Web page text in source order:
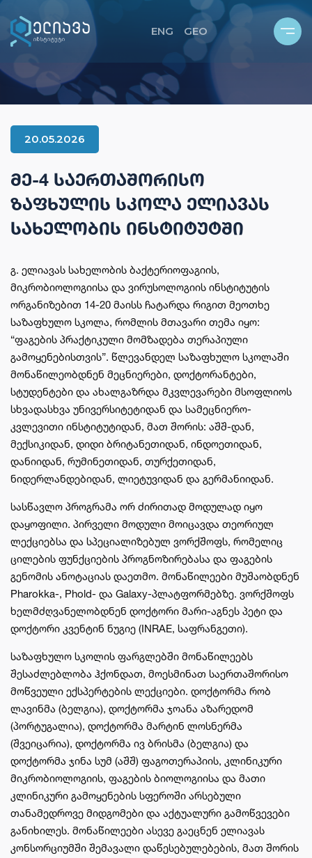
ᲩᲕᲔᲜ ᲨᲔᲡᲐᲮᲔᲑ
ᲚᲐᲑᲝᲠᲐᲢᲝᲠᲘᲔᲑᲘ
ᲨᲢᲐᲛᲔᲑᲘᲡ ᲓᲐ ᲤᲐᲒᲔᲑᲘᲡ ᲙᲝᲚᲔᲥᲪᲘᲐ
ᲒᲔᲒᲛᲐ
ᲑᲘᲑᲚᲘᲝᲗᲔᲙᲐ
ENG GEO
20.05.2026
ᲛᲔ-4 ᲡᲐᲔᲠᲗᲐᲨᲝᲠᲘᲡᲝ
ᲖᲐᲤᲮᲣᲚᲘᲡ ᲡᲙᲝᲚᲐ ᲔᲚᲘᲐᲕᲐᲡ
ᲡᲐᲮᲔᲚᲝᲑᲘᲡ ᲘᲜᲡᲢᲘᲢᲣᲢᲨᲘ
გ. ელიავას სახელობის ბაქტერიოფაგიის,
მიკრობიოლოგიისა და ვირუსოლოგიის ინსტიტუტის
ორგანიზებით 14-20 მაისს ჩატარდა რიგით მეოთხე
საზაფხულო სკოლა, რომლის მთავარი თემა იყო:
“ფაგების პრაქტიკული მომზადება თერაპიული
გამოყენებისთვის”. წლევანდელ საზაფხულო სკოლაში
მონაწილეობდნენ მეცნიერები, დოქტორანტები,
სტუდენტები და ახალგაზრდა მკვლევარები მსოფლიოს
სხვადასხვა უნივერსიტეტიდან და სამეცნიერო-
კვლევითი ინსტიტუტიდან, მათ შორის: აშშ-დან,
მექსიკიდან, დიდი ბრიტანეთიდან, ინდოეთიდან,
დანიიდან, რუმინეთიდან, თურქეთიდან,
ნიდერლანდებიდან, ლიეტუვიდან და გერმანიიდან.
სასწავლო პროგრამა ორ ძირითად მოდულად იყო
დაყოფილი. პირველი მოდული მოიცავდა თეორიულ
ლექციებსა და სპეციალიზებულ ვორქშოფს, რომელიც
ცილების ფუნქციების პროგნოზირებასა და ფაგების
გენომის ანოტაციას დაეთმო. მონაწილეები მუშაობდნენ
Pharokka-, Phold- და Galaxy-პლატფორმებზე. ვორქშოფს
ხელმძღვანელობდნენ დოქტორი მარი-აგნეს პეტი და
დოქტორი კვენტინ ნუგიე (INRAE, საფრანგეთი).
საზაფხულო სკოლის ფარგლებში მონაწილეებს
შესაძლებლობა ჰქონდათ, მოესმინათ საერთაშორისო
მოწვეული ექსპერტების ლექციები. დოქტორმა რობ
ლავინმა (ბელგია), დოქტორმა ჯოანა აზარედომ
(პორტუგალია), დოქტორმა მარტინ ლოსნერმა
(შვეიცარია), დოქტორმა ივ ბრისმა (ბელგია) და
დოქტორმა ჯინა სუმ (აშშ) ფაგოთერაპიის, კლინიკური
მიკრობიოლოგიის, ფაგების ბიოლოგიისა და მათი
კლინიკური გამოყენების სფეროში არსებული
თანამედროვე მიდგომები და აქტუალური გამოწვევები
განიხილეს. მონაწილეები ასევე გაეცნენ ელიავას
კონსორციუმში შემავალი დაწესებულებების, მათ შორის